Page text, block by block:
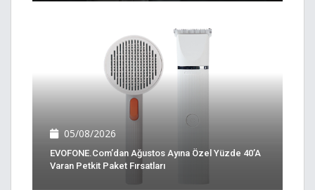
05/08/2026
EVOFONE.com’dan Ağustos Ayına Özel Yüzde 40’a
Varan Petkit Paket Fırsatları